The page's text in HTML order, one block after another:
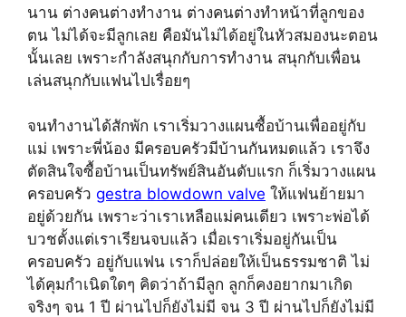
นาน ต่างคนต่างทำงาน ต่างคนต่างทำหน้าที่ลูกของ
ตน ไม่ได้จะมีลูกเลย คือมันไม่ได้อยู่ในหัวสมองนะตอน
นั้นเลย เพราะกำลังสนุกกับการทำงาน สนุกกับเพื่อน
เล่นสนุกกับแฟนไปเรื่อยๆ
จนทำงานได้สักพัก เราเริ่มวางแผนซื้อบ้านเพื่ออยู่กับ
แม่ เพราะพี่น้อง มีครอบครัวมีบ้านกันหมดแล้ว เราจึง
ตัดสินใจซื้อบ้านเป็นทรัพย์สินอันดับแรก ก็เริ่มวางแผน
ครอบครัว gestra blowdown valve ให้แฟนย้ายมา
อยู่ด้วยกัน เพราะว่าเราเหลือแม่คนเดียว เพราะพ่อได้
บวชตั้งแต่เราเรียนจบแล้ว เมื่อเราเริ่มอยู่กันเป็น
ครอบครัว อยู่กับแฟน เราก็ปล่อยให้เป็นธรรมชาติ ไม่
ได้คุมกำเนิดใดๆ คิดว่าถ้ามีลูก ลูกก็คงอยากมาเกิด
จริงๆ จน 1 ปี ผ่านไปก็ยังไม่มี จน 3 ปี ผ่านไปก็ยังไม่มี